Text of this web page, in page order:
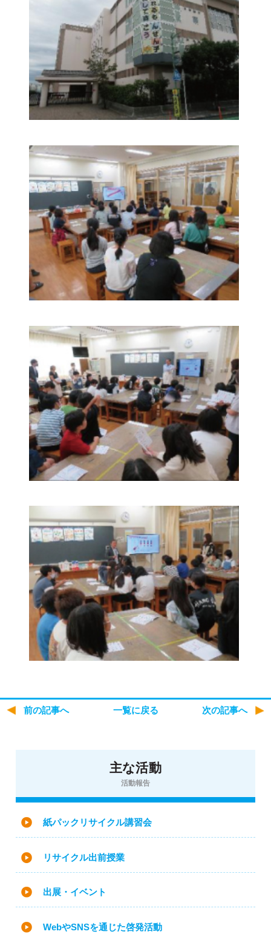
前の記事へ 一覧に戻る 次の記事へ
主な活動
活動報告
紙パックリサイクル講習会
リサイクル出前授業
出展・イベント
WebやSNSを通じた啓発活動